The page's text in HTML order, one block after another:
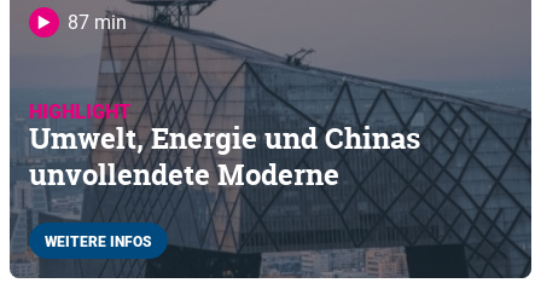
87 min
HIGHLIGHT
Umwelt, Energie und Chinas
unvollendete Moderne
WEITERE INFOS